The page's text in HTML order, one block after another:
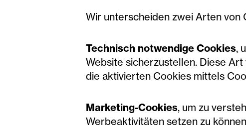
Wir unterscheiden zwei Arten
Technisch notwendige Cookies,
Website sicherzustellen. Diese
die aktivierten Cookies mittels
Marketing-Cookies, um zu
Werbeaktivitäten setzen zu